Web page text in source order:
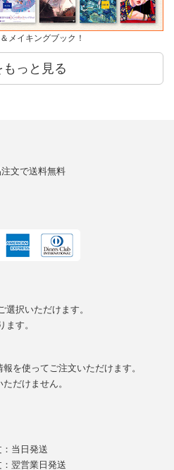
メイキングブック！
っと見る
文で送料無料
択いただけます。
す。
を使ってご注文いただけます。
だけません。
当日発送
翌営業日発送